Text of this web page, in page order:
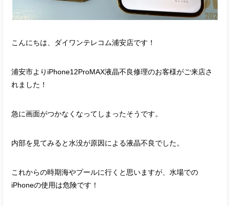
こんにちは、ダイワンテレコム浦安店です！
浦安市よりiPhone12ProMAX液晶不良修理のお客様がご来店さ
れました！
急に画面がつかなくなってしまったそうです。
内部を見てみると水没が原因による液晶不良でした。
これからの時期海やプールに行くと思いますが、水場での
iPhoneの使用は危険です！